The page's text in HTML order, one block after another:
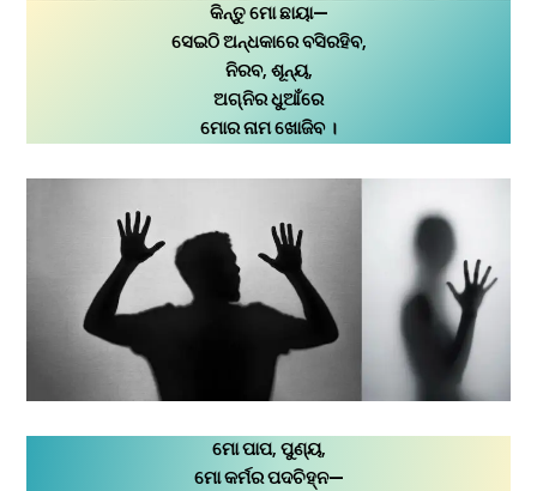
କିନ୍ତୁ ମୋ ଛାୟା—
ସେଇଠି ଅନ୍ଧକାରେ ବସିରହିବ,
ନିରବ, ଶୂନ୍ୟ,
ଅଗ୍ନିର ଧୁଆଁରେ
ମୋର ନାମ ଖୋଜିବ ।
ମୋ ପାପ, ପୁଣ୍ୟ,
ମୋ କର୍ମର ପଦଚିହ୍ନ—